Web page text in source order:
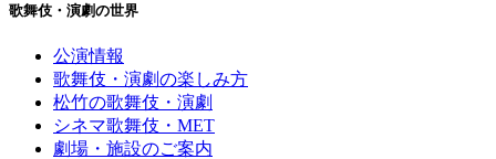
歌舞伎・演劇の世界
公演情報
歌舞伎・演劇の楽しみ方
松竹の歌舞伎・演劇
シネマ歌舞伎・MET
劇場・施設のご案内